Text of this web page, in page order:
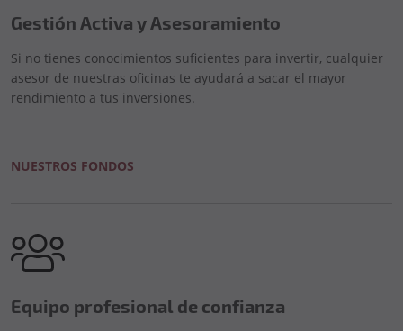
Gestión Activa y Asesoramiento
Si no tienes conocimientos suficientes para invertir, cualquier
asesor de nuestras oficinas te ayudará a sacar el mayor
rendimiento a tus inversiones.
NUESTROS FONDOS
Equipo profesional de confianza